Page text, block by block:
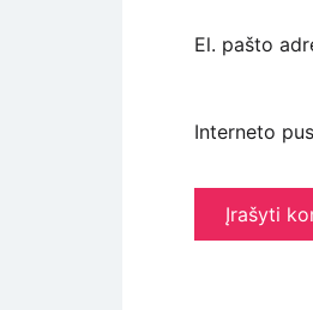
El. pašto
Interneto